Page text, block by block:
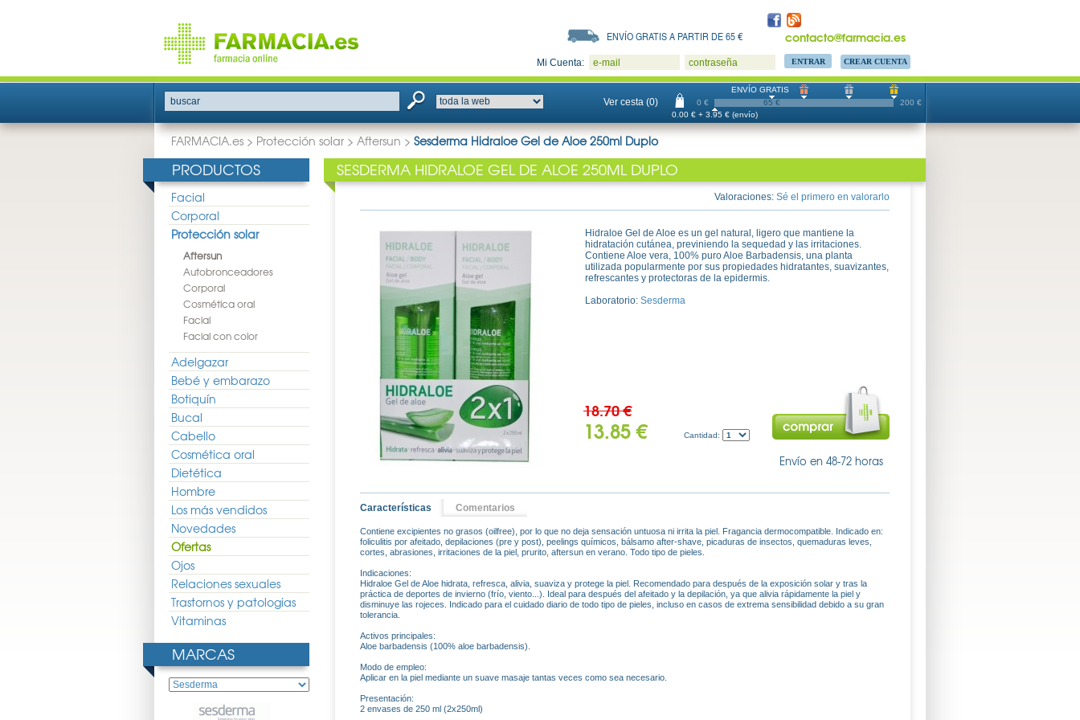
contacto@farmacia.es
ENVÍO GRATIS A PARTIR DE 65 €
Mi Cuenta: e-mail contraseña CREAR CUENTA
buscar Ver cesta (0) 0 € 200 €
ENVÍO GRATIS
65 €
0.00 € + 3.95 € (envío)
FARMACIA.es > Protección solar > Aftersun > Sesderma Hidraloe Gel de Aloe 250ml Duplo
PRODUCTOS
Facial
Corporal
Protección solar
Aftersun
Autobronceadores
Corporal
Cosmética oral
Facial
Facial con color
Adelgazar
Bebé y embarazo
Botiquín
Bucal
Cabello
Cosmética oral
Dietética
Hombre
Los más vendidos
Novedades
Ofertas
Ojos
Relaciones sexuales
Trastornos y patologias
Vitaminas
MARCAS
SESDERMA HIDRALOE GEL DE ALOE 250ML DUPLO
Valoraciones: Sé el primero en valorarlo
Hidraloe Gel de Aloe es un gel natural, ligero que mantiene la
hidratación cutánea, previniendo la sequedad y las irritaciones.
Contiene Aloe vera, 100% puro Aloe Barbadensis, una planta
utilizada popularmente por sus propiedades hidratantes, suavizantes,
refrescantes y protectoras de la epidermis.
Laboratorio: Sesderma
18.70 €
13.85 € Cantidad:
Envío en 48-72 horas
Características Comentarios
Contiene excipientes no grasos (oilfree), por lo que no deja sensación untuosa ni irrita la piel. Fragancia dermocompatible. Indicado en:
foliculitis por afeitado, depilaciones (pre y post), peelings químicos, bálsamo after-shave, picaduras de insectos, quemaduras leves,
cortes, abrasiones, irritaciones de la piel, prurito, aftersun en verano. Todo tipo de pieles.
Indicaciones:
Hidraloe Gel de Aloe hidrata, refresca, alivia, suaviza y protege la piel. Recomendado para después de la exposición solar y tras la
práctica de deportes de invierno (frío, viento...). Ideal para después del afeitado y la depilación, ya que alivia rápidamente la piel y
disminuye las rojeces. Indicado para el cuidado diario de todo tipo de pieles, incluso en casos de extrema sensibilidad debido a su gran
tolerancia.
Activos principales:
Aloe barbadensis (100% aloe barbadensis).
Modo de empleo:
Aplicar en la piel mediante un suave masaje tantas veces como sea necesario.
Presentación:
2 envases de 250 ml (2x250ml)